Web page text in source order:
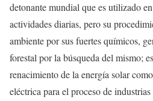
detonante mundial que es utilizado
actividades diarias, pero su
ambiente por sus fuertes químicos,
forestal por la búsqueda del mismo;
renacimiento de la energía solar
eléctrica para el proceso de